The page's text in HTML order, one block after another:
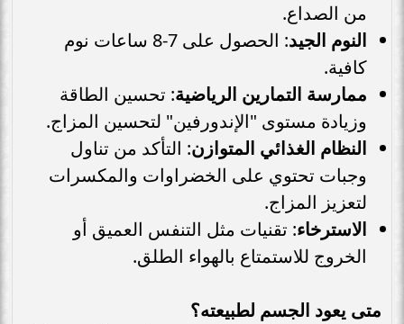
من الصداع.
النوم الجيد
: الحصول على 7-8 ساعات نوم
كافية.
ممارسة التمارين الرياضية: تحسين الطاقة
وزيادة مستوى "الإندورفين" لتحسين المزاج.
النظام الغذائي المتوازن: التأكد من تناول
وجبات تحتوي على الخضراوات والمكسرات
لتعزيز المزاج.
الاسترخاء: تقنيات مثل التنفس العميق أو
الخروج للاستمتاع بالهواء الطلق.
متى يعود الجسم لطبيعته؟